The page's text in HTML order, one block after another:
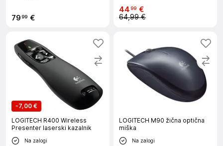
7999 €
4499 €
64,99 €
-7,00 €
LOGITECH R400 Wireless
Presenter laserski kazalnik
Na zalogi
LOGITECH M90 žična optična
miška
Na zalogi